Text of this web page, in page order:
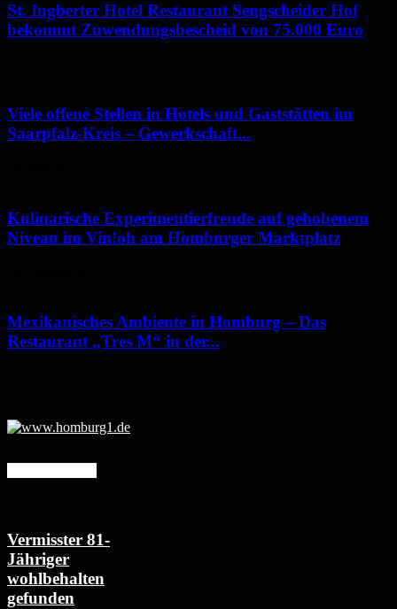
St. Ingberter Hotel Restaurant Sengscheider Hof
bekommt Zuwendungsbescheid von 75.000 Euro
Viele offene Stellen in Hotels und Gaststätten im
Saarpfalz-Kreis – Gewerkschaft...
Kulinarische Experimentierfreude auf gehobenem
Niveau im Vin!oh am Homburger Marktplatz
Mexikanisches Ambiente in Homburg – Das
Restaurant „Tres M“ in der...
Vermisster 81-
Jähriger
wohlbehalten
gefunden